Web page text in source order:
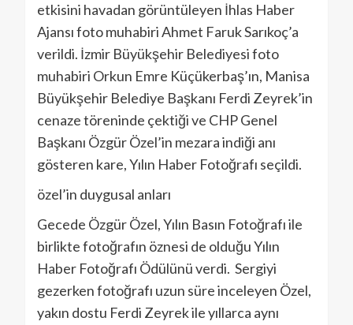
etkisini havadan görüntüleyen İhlas Haber
Ajansı foto muhabiri Ahmet Faruk Sarıkoç’a
verildi. İzmir Büyükşehir Belediyesi foto
muhabiri Orkun Emre Küçükerbaş’ın, Manisa
Büyükşehir Belediye Başkanı Ferdi Zeyrek’in
cenaze töreninde çektiği ve CHP Genel
Başkanı Özgür Özel’in mezara indiği anı
gösteren kare, Yılın Haber Fotoğrafı seçildi.
özel’in duygusal anları
Gecede Özgür Özel, Yılın Basın Fotoğrafı ile
birlikte fotoğrafın öznesi de olduğu Yılın
Haber Fotoğrafı Ödülünü verdi. Sergiyi
gezerken fotoğrafı uzun süre inceleyen Özel,
yakın dostu Ferdi Zeyrek ile yıllarca aynı